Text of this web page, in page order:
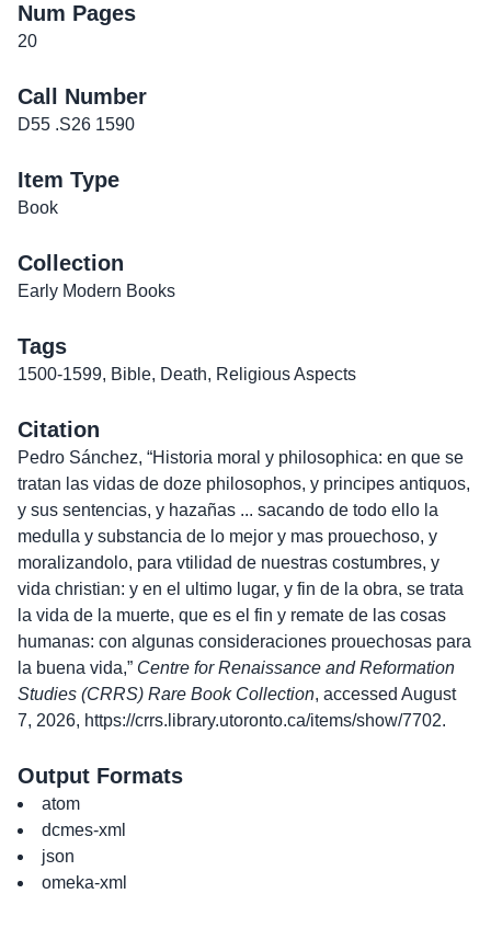
Num Pages
20
Call Number
D55 .S26 1590
Item Type
Book
Collection
Early Modern Books
Tags
1500-1599, Bible, Death, Religious Aspects
Citation
Pedro Sánchez, “Historia moral y philosophica: en que se
tratan las vidas de doze philosophos, y principes antiquos,
y sus sentencias, y hazañas ... sacando de todo ello la
medulla y substancia de lo mejor y mas prouechoso, y
moralizandolo, para vtilidad de nuestras costumbres, y
vida christian: y en el ultimo lugar, y fin de la obra, se trata
la vida de la muerte, que es el fin y remate de las cosas
humanas: con algunas consideraciones prouechosas para
la buena vida,” Centre for Renaissance and Reformation
Studies (CRRS) Rare Book Collection, accessed August
7, 2026, https://crrs.library.utoronto.ca/items/show/7702.
Output Formats
atom
dcmes-xml
json
omeka-xml